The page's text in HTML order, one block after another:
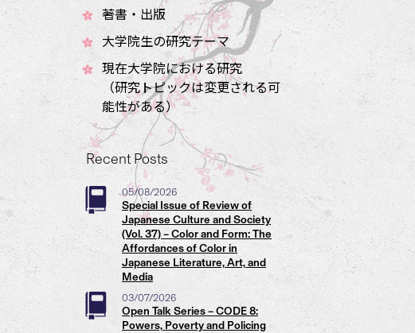
著書・出版
大学院生の研究テーマ
現在大学院における研究
（研究トピックは変更される可
能性がある）
Recent Posts
05/08/2026
Special Issue of Review of
Japanese Culture and Society
(Vol. 37) – Color and Form: The
Affordances of Color in
Japanese Literature, Art, and
Media
03/07/2026
Open Talk Series – CODE 8:
Powers, Poverty and Policing